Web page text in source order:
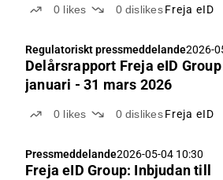
0 likes 0 dislikes Freja eID
Regulatoriskt pressmeddelande2026-
Delårsrapport Freja eID Group
januari - 31 mars 2026
0 likes 0 dislikes Freja eID
Pressmeddelande2026-05-04 10:30
Freja eID Group: Inbjudan till